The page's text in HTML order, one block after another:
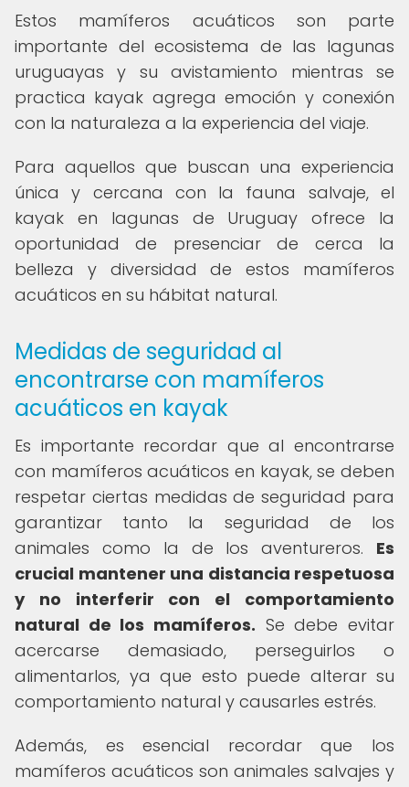
Estos mamíferos acuáticos son parte
importante del ecosistema de las lagunas
uruguayas y su avistamiento mientras se
practica kayak agrega emoción y conexión
con la naturaleza a la experiencia del viaje.
Para aquellos que buscan una experiencia
única y cercana con la fauna salvaje, el
kayak en lagunas de Uruguay ofrece la
oportunidad de presenciar de cerca la
belleza y diversidad de estos mamíferos
acuáticos en su hábitat natural.
Medidas de seguridad al
encontrarse con mamíferos
acuáticos en kayak
Es importante recordar que al encontrarse
con mamíferos acuáticos en kayak, se deben
respetar ciertas medidas de seguridad para
garantizar tanto la seguridad de los
animales como la de los aventureros. Es
crucial mantener una distancia respetuosa
y no interferir con el comportamiento
natural de los mamíferos. Se debe evitar
acercarse demasiado, perseguirlos o
alimentarlos, ya que esto puede alterar su
comportamiento natural y causarles estrés.
Además, es esencial recordar que los
mamíferos acuáticos son animales salvajes y